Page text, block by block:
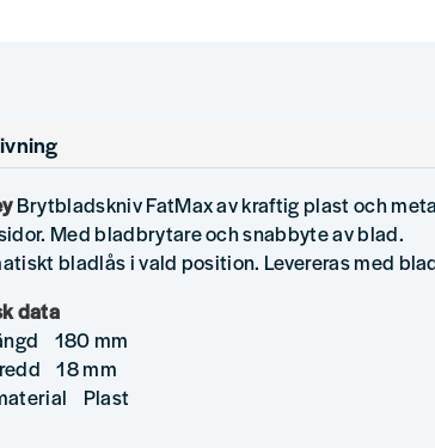
Brytbladskniv FatMax av kraftig plast och
Med bladbrytare och snabbyte av blad.
bladlås i vald position. Levereras med
data
180 mm
18 mm
Plast